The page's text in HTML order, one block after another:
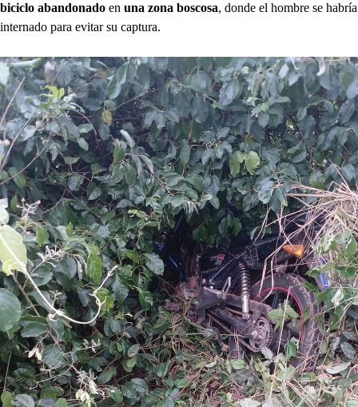
biciclo abandonado en una zona boscosa, donde el hombre se habría
internado para evitar su captura.